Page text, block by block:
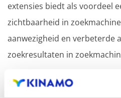
extensies biedt als voordeel
zichtbaarheid in
aanwezigheid en verbeterde
zoekresultaten in
Registreer uw domeinnamen